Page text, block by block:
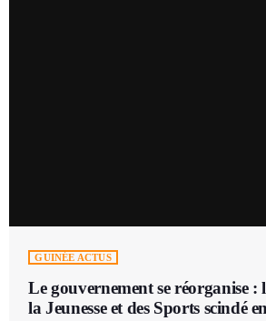
GUINÉE ACTUS
Le gouvernement se réorganise :
la Jeunesse et des Sports scindé